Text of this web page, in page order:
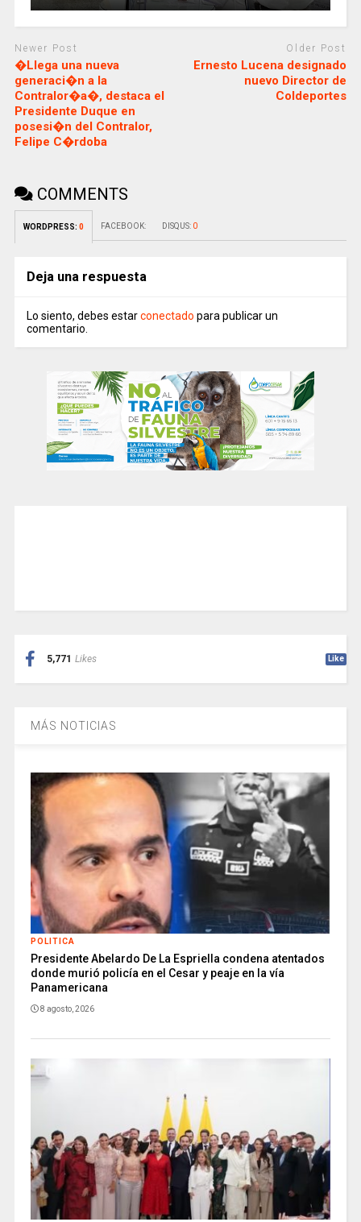
Newer Post
�Llega una nueva
generaci�n a la
Contralor�a�, destaca el
Presidente Duque en
posesi�n del Contralor,
Felipe C�rdoba
Older Post
Ernesto Lucena designado
nuevo Director de
Coldeportes
COMMENTS
WORDPRESS: 0 FACEBOOK: DISQUS: 0
Deja una respuesta
Lo siento, debes estarconectado para publicar un
comentario.
5,771 Likes Like
MÁS NOTICIAS
POLITICA
Presidente Abelardo De La Espriella condena atentados
donde murió policía en el Cesar y peaje en la vía
Panamericana
8 agosto, 2026